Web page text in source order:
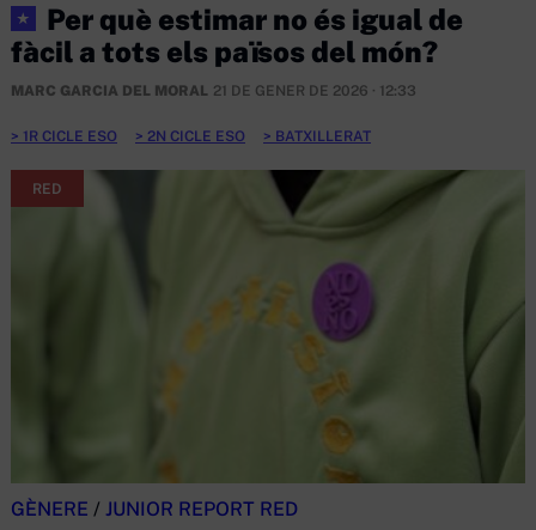
★
Per què estimar no és igual de
fàcil a tots els països del món?
MARC GARCIA DEL MORAL 21 DE GENER DE 2026 · 12:33
1R CICLE ESO 2N CICLE ESO BATXILLERAT
RED
GÈNERE / JUNIOR REPORT RED